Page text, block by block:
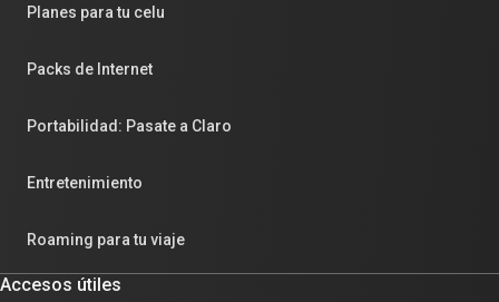
Planes para tu celu
Packs de Internet
Portabilidad: Pasate a Claro
Entretenimiento
Roaming para tu viaje
Accesos útiles